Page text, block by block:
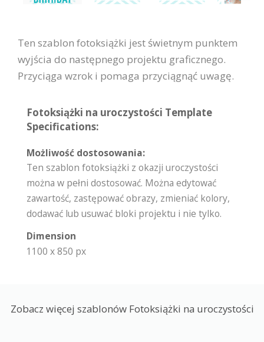
Ten szablon fotoksiążki jest świetnym punktem
wyjścia do następnego projektu graficznego.
Przyciąga wzrok i pomaga przyciągnąć uwagę.
Fotoksiążki na uroczystości Template
Specifications:
Możliwość dostosowania:
Ten szablon fotoksiążki z okazji uroczystości
można w pełni dostosować. Można edytować
zawartość, zastępować obrazy, zmieniać kolory,
dodawać lub usuwać bloki projektu i nie tylko.
Dimension
1100 x 850 px
Zobacz więcej szablonów Fotoksiążki na uroczystości